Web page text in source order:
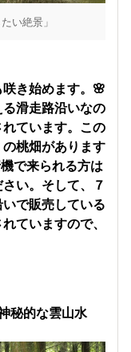
い絶景」
き始めます。🌸
滑走路沿いなの
ています。この
桃畑があります
で来られる方は
い。そして、７
で販売している
ていますので、
秘的な雲山水